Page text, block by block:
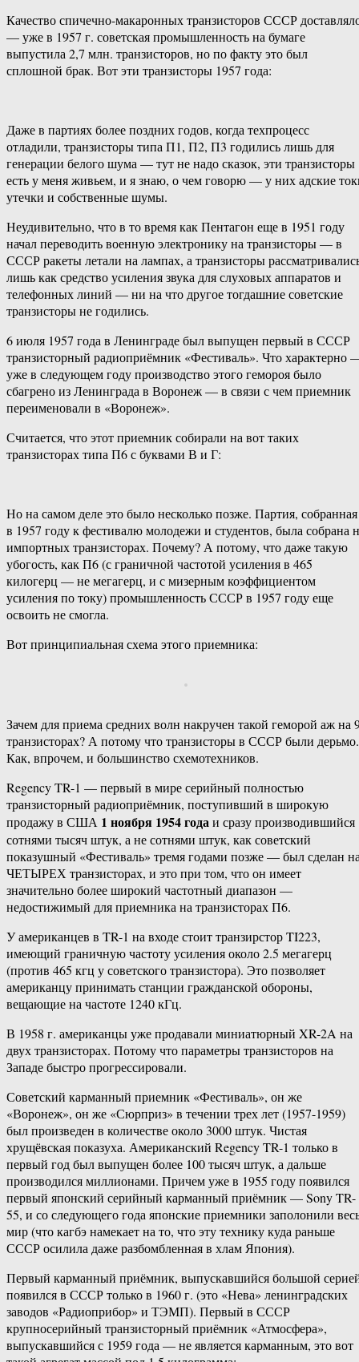
Качество спичечно-макаронных транзисторов СССР
— уже в 1957 г. советская промышленность на бумаге
выпустила 2,7 млн. транзисторов, но по факту это был
сплошной брак. Вот эти транзисторы 1957 года:
Даже в партиях более поздних годов, когда техпроцесс
отладили, транзисторы типа П1, П2, П3 годились лишь для
генерации белого шума — тут не надо сказок, эти транзисторы
есть у меня живьем, и я знаю, о чем говорю — у них адские
утечки и собственные шумы.
Неудивительно, что в то время как Пентагон еще в 1951 году
начал переводить военную электронику на транзисторы — в
СССР ракеты летали на лампах, а транзисторы
лишь как средство усиления звука для слуховых аппаратов и
телефонных линий — ни на что другое тогдашние советские
транзисторы не годились.
6 июля 1957 года в Ленинграде был выпущен первый в СССР
транзисторный радиоприёмник «Фестиваль». Что характерно
уже в следующем году производство этого гемороя было
сбагрено из Ленинграда в Воронеж — в связи с чем приемник
переименовали в «Воронеж».
Считается, что этот приемник собирали на вот таких
транзисторах типа П6 с буквами В и Г:
Но на самом деле это было несколько позже. Партия, собранная
в 1957 году к фестивалю молодежи и студентов, была собрана
импортных транзисторах. Почему? А потому, что даже такую
убогость, как П6 (с граничной частотой усиления в 465
килогерц — не мегагерц, и с мизерным коэффициентом
усиления по току) промышленность СССР в 1957 году еще
освоить не смогла.
Вот принципиальная схема этого приемника:
Зачем для приема средних волн накручен такой геморой аж на
транзисторах? А потому что транзисторы в СССР были дерьмо.
Как, впрочем, и большинство схемотехников.
Regency TR-1 — первый в мире серийный полностью
транзисторный радиоприёмник, поступивший в широкую
продажу в США 1 ноября 1954 годаи сразу производившийся
сотнями тысяч штук, а не сотнями штук, как советский
показушный «Фестиваль» тремя годами позже — был сделан
ЧЕТЫРЕХ транзисторах, и это при том, что он имеет
значительно более широкий частотный диапазон —
недостижимый для приемника на транзисторах П6.
У американцев в TR-1 на входе стоит транзирстор TI223,
имеющий граничную частоту усиления около 2.5 мегагерц
(против 465 кгц у советского транзистора). Это позволяет
американцу принимать станции гражданской обороны,
вещающие на частоте 1240 кГц.
В 1958 г. американцы уже продавали миниатюрный XR-2A на
двух транзисторах. Потому что параметры транзисторов на
Западе быстро прогрессировали.
Советский карманный приемник «Фестиваль», он же
«Воронеж», он же «Сюрприз» в течении трех лет (1957-1959)
был произведен в количестве около 3000 штук. Чистая
хрущёвская показуха. Американский Regency TR-1 только в
первый год был выпущен более 100 тысяч штук, а дальше
производился миллионами. Причем уже в 1955 году появился
первый японский серийный карманный приёмник — Sony TR-
55, и со следующего года японские приемники заполонили
мир (что кагбэ намекает на то, что эту технику куда раньше
СССР осилила даже разбомбленная в хлам Япония).
Первый карманный приёмник, выпускавшийся большой
появился в СССР только в 1960 г. (это «Нева» ленинградских
заводов «Радиоприбор» и ТЭМП). Первый в СССР
крупносерийный транзисторный приёмник «Атмосфера»,
выпускавшийся с 1959 года — не является карманным, это вот